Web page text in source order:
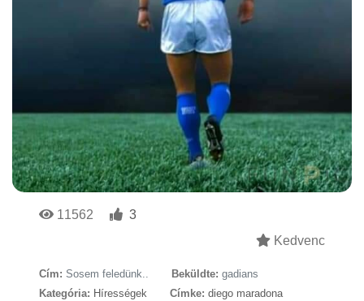
11562
3
Kedvenc
Cím: Sosem feledünk.. Beküldte: gadians
Kategória: Hírességek Címke: diego maradona